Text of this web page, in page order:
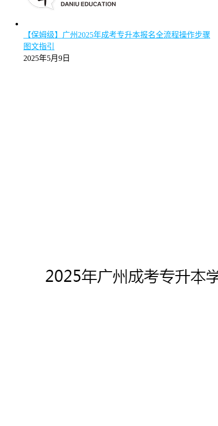
【保姆级】广州2025年成考专升本报名全流程操作步骤
图文指引
2025年5月9日